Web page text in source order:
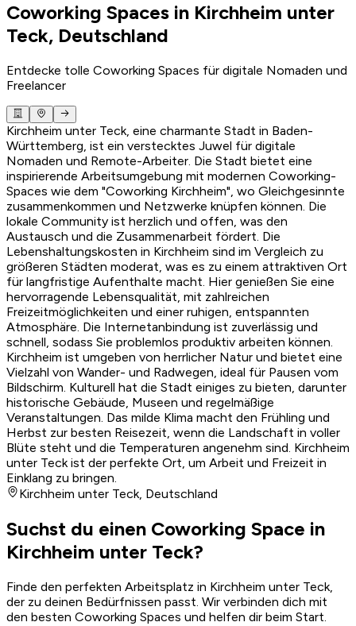
Coworking Spaces in Kirchheim unter
Teck, Deutschland
Entdecke tolle Coworking Spaces für digitale Nomaden und
Freelancer
Kirchheim unter Teck, eine charmante Stadt in Baden-
Württemberg, ist ein verstecktes Juwel für digitale
Nomaden und Remote-Arbeiter. Die Stadt bietet eine
inspirierende Arbeitsumgebung mit modernen Coworking-
Spaces wie dem "Coworking Kirchheim", wo Gleichgesinnte
zusammenkommen und Netzwerke knüpfen können. Die
lokale Community ist herzlich und offen, was den
Austausch und die Zusammenarbeit fördert. Die
Lebenshaltungskosten in Kirchheim sind im Vergleich zu
größeren Städten moderat, was es zu einem attraktiven Ort
für langfristige Aufenthalte macht. Hier genießen Sie eine
hervorragende Lebensqualität, mit zahlreichen
Freizeitmöglichkeiten und einer ruhigen, entspannten
Atmosphäre. Die Internetanbindung ist zuverlässig und
schnell, sodass Sie problemlos produktiv arbeiten können.
Kirchheim ist umgeben von herrlicher Natur und bietet eine
Vielzahl von Wander- und Radwegen, ideal für Pausen vom
Bildschirm. Kulturell hat die Stadt einiges zu bieten, darunter
historische Gebäude, Museen und regelmäßige
Veranstaltungen. Das milde Klima macht den Frühling und
Herbst zur besten Reisezeit, wenn die Landschaft in voller
Blüte steht und die Temperaturen angenehm sind. Kirchheim
unter Teck ist der perfekte Ort, um Arbeit und Freizeit in
Einklang zu bringen.
Kirchheim unter Teck, Deutschland
Suchst du einen Coworking Space in
Kirchheim unter Teck?
Finde den perfekten Arbeitsplatz in Kirchheim unter Teck,
der zu deinen Bedürfnissen passt. Wir verbinden dich mit
den besten Coworking Spaces und helfen dir beim Start.